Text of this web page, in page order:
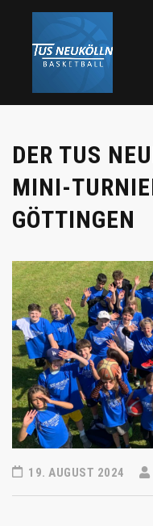
DER TUS
MINI-
GÖTTINGEN
19. AUGUST 2024